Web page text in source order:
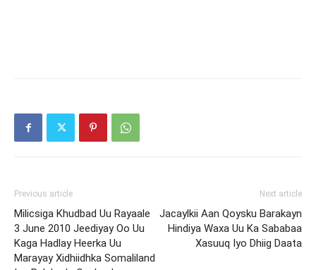
Previous article
Milicsiga Khudbad Uu Rayaale
3 June 2010 Jeediyay Oo Uu
Kaga Hadlay Heerka Uu
Marayay Xidhiidhka Somaliland
Next article
Jacaylkii Aan Qoysku Barakayn
Hindiya Waxa Uu Ka Sababaa
Xasuuq Iyo Dhiig Daata